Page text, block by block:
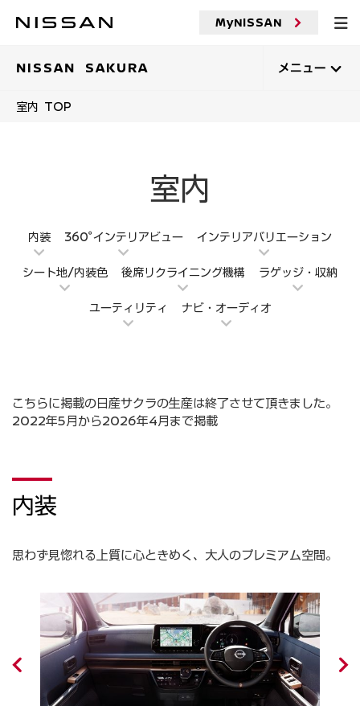
MyNISSAN
NISSAN SAKURA メニュー
室内 TOP
室内
内装 360°インテリアビュー インテリアバリエーション
シート地/内装色 後席リクライニング機構 ラゲッジ・収納
ユーティリティ ナビ・オーディオ
こちらに掲載の日産サクラの生産は終了させて頂きました。
2022年5月から2026年4月まで掲載
内装
思わず見惚れる上質に心ときめく、大人のプレミアム空間。